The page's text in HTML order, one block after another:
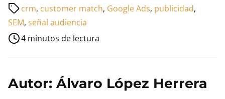
entrada
en:
crm, customer match, Google Ads, publicidad,
SEM, señal audiencia
Tiempo
de
lectura4 minutos de lectura
Autor: Álvaro López Herrera